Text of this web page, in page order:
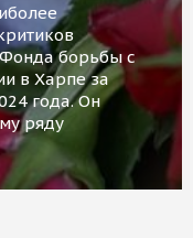
борьбы с
в Харпе за
года. Он
ряду